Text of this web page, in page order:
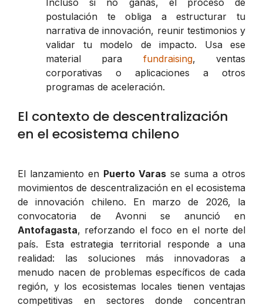
Incluso si no ganas, el proceso de
postulación te obliga a estructurar tu
narrativa de innovación, reunir testimonios y
validar tu modelo de impacto. Usa ese
material para fundraising, ventas
corporativas o aplicaciones a otros
programas de aceleración.
El contexto de descentralización
en el ecosistema chileno
El lanzamiento en Puerto Varas se suma a otros
movimientos de descentralización en el ecosistema
de innovación chileno. En marzo de 2026, la
convocatoria de Avonni se anunció en
Antofagasta, reforzando el foco en el norte del
país. Esta estrategia territorial responde a una
realidad: las soluciones más innovadoras a
menudo nacen de problemas específicos de cada
región, y los ecosistemas locales tienen ventajas
competitivas en sectores donde concentran